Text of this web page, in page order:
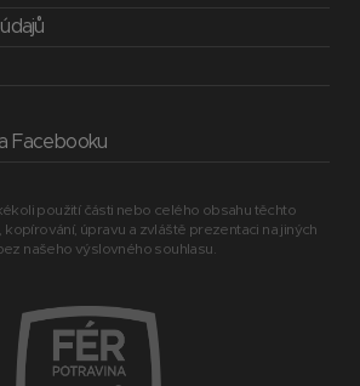
Facebooku
použití části nebo celého obsahu těchto
úpravu a zvláště prezentaci na jiných
našeho výslovného souhlasu.